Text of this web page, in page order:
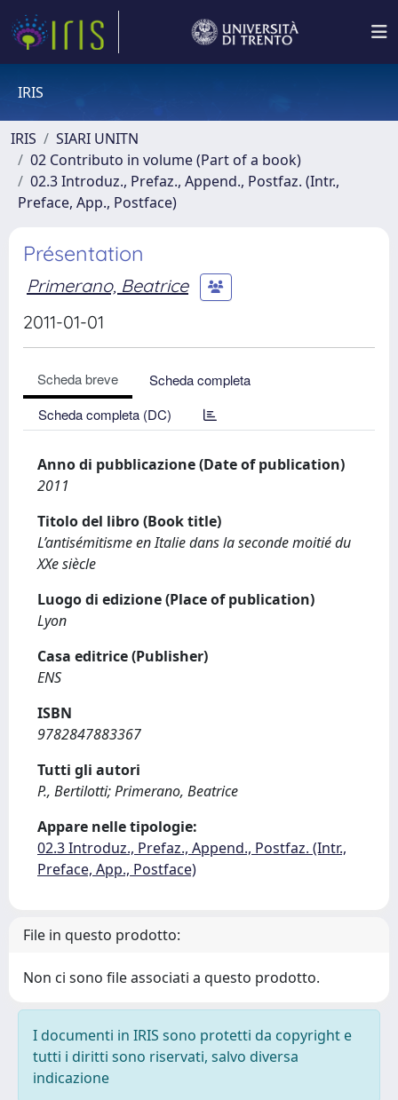
IRIS
IRIS
SIARI UNITN
02 Contributo in volume (Part of a book)
02.3 Introduz., Prefaz., Append., Postfaz. (Intr.,
Preface, App., Postface)
Présentation
Primerano, Beatrice
2011-01-01
Scheda breve
Scheda completa
Scheda completa (DC)
Anno di pubblicazione (Date of publication)
2011
Titolo del libro (Book title)
L’antisémitisme en Italie dans la seconde moitié du
XXe siècle
Luogo di edizione (Place of publication)
Lyon
Casa editrice (Publisher)
ENS
ISBN
9782847883367
Tutti gli autori
P., Bertilotti; Primerano, Beatrice
Appare nelle tipologie:
02.3 Introduz., Prefaz., Append., Postfaz. (Intr.,
Preface, App., Postface)
File in questo prodotto:
Non ci sono file associati a questo prodotto.
I documenti in IRIS sono protetti da copyright e
tutti i diritti sono riservati, salvo diversa
indicazione